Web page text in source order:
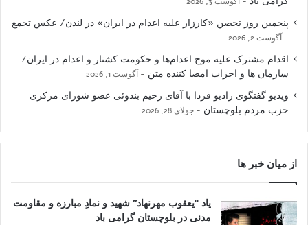
پنجمین روز تحصن «کارزار علیه اعدام در ایران» در لندن/ عکس تجمع
آگوست 2, 2026
اقدام مشترک علیه موج اعدام‌ها و حکومت کشتار و اعدام در ایران/
سازمان ها و احزاب امضا کننده متن
آگوست 1, 2026
ویدیو گفتگوی رادیو فردا با آقای رحیم بندوئی عضو شورای مرکزی
حزب مردم بلوچستان
جولای 28, 2026
از میان خبر ها
یاد “یعقوب مهرنهاد” شهید و نمادِ مبارزه و مقاومت
مدنی در بلوچستان گرامی باد